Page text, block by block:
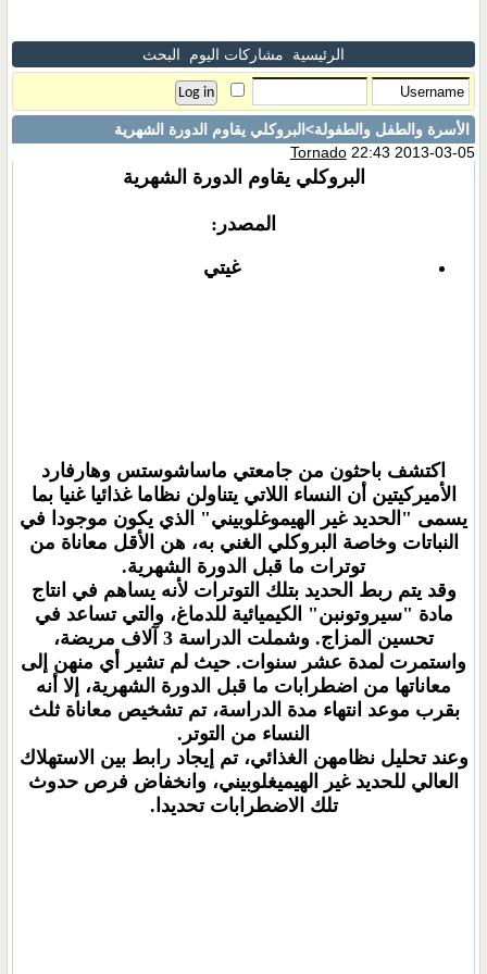
الرئيسية مشاركات اليوم البحث
الأسرة والطفل والطفولة>البروكلي يقاوم الدورة الشهرية
Tornado22:43 2013-03-05
البروكلي يقاوم الدورة الشهرية
المصدر:
غيتي
اكتشف باحثون من جامعتي ماساشوستس وهارفارد
الأميركيتين أن النساء اللاتي يتناولن نظاما غذائيا غنيا بما
يسمى "الحديد غير الهيموغلوبيني" الذي يكون موجودا في
النباتات وخاصة البروكلي الغني به، هن الأقل معاناة من
توترات ما قبل الدورة الشهرية.
وقد يتم ربط الحديد بتلك التوترات لأنه يساهم في انتاج
مادة "سيروتونبن" الكيميائية للدماغ، والتي تساعد في
تحسين المزاج. وشملت الدراسة 3 آلاف مريضة،
واستمرت لمدة عشر سنوات. حيث لم تشير أي منهن إلى
معاناتها من اضطرابات ما قبل الدورة الشهرية، إلا أنه
بقرب موعد انتهاء مدة الدراسة، تم تشخيص معاناة ثلث
النساء من التوتر.
وعند تحليل نظامهن الغذائي، تم إيجاد رابط بين الاستهلاك
العالي للحديد غير الهيميغلوبيني، وانخفاض فرص حدوث
تلك الاضطرابات تحديدا.